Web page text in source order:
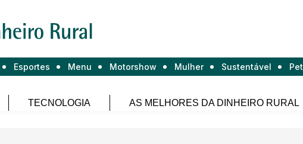
Esportes Menu Motorshow Mulher Sustentável Pet
TECNOLOGIA AS MELHORES DA DINHEIRO RURAL